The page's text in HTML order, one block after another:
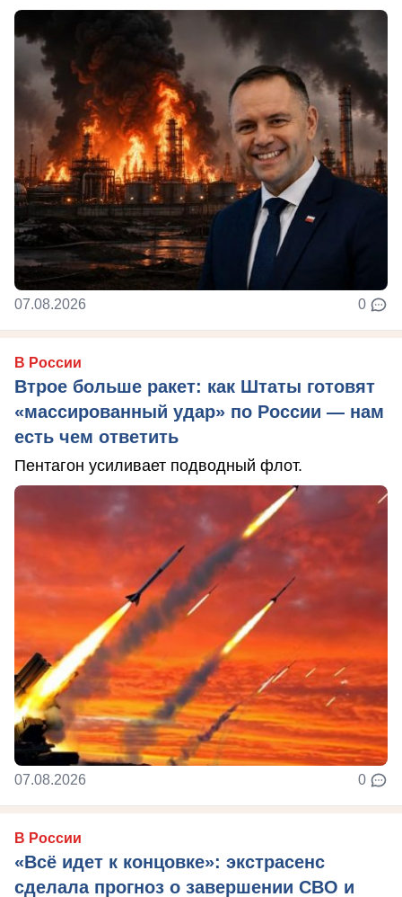
07.08.2026 0
В России
Втрое больше ракет: как Штаты готовят
«массированный удар» по России — нам
есть чем ответить
Пентагон усиливает подводный флот.
07.08.2026 0
В России
«Всё идет к концовке»: экстрасенс
сделала прогноз о завершении СВО и